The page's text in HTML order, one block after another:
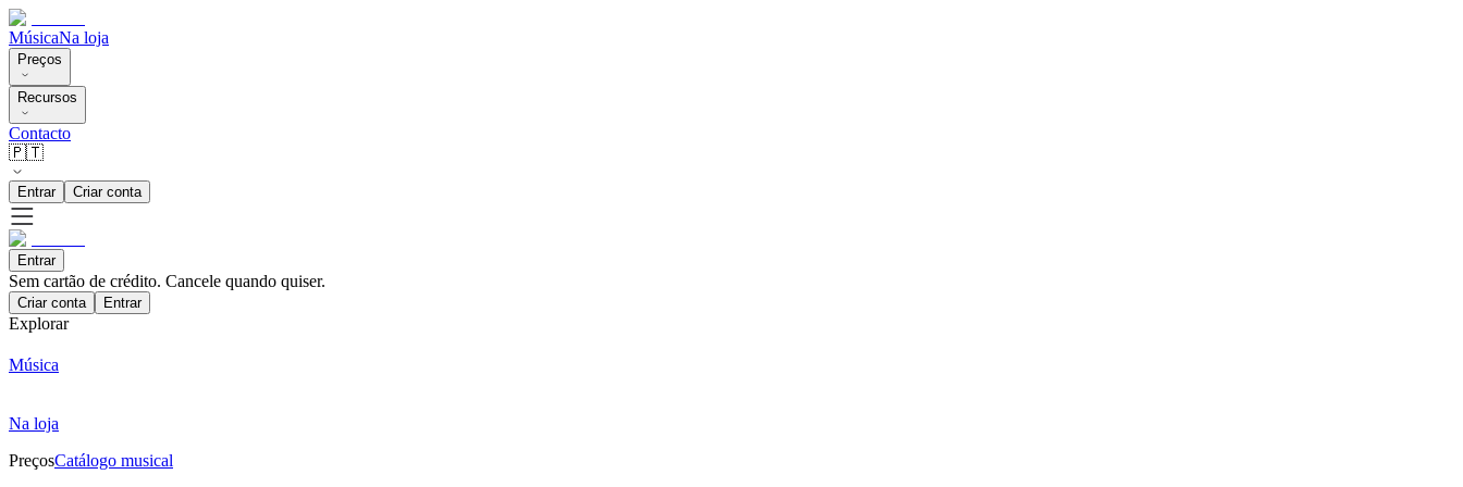
MúsicaNa loja
Preços
Recursos
Contacto
🇵🇹
Entrar Criar conta
Entrar
Sem cartão de crédito. Cancele quando quiser.
Criar conta Entrar
Explorar
Música
Na loja
PreçosCatálogo musical